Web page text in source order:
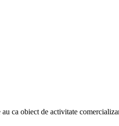
ca obiect de activitate